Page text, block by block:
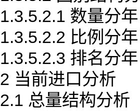
1.3.5.2.1 数量分年
1.3.5.2.2 比例分年
1.3.5.2.3 排名分年
2 当前进口分析
2.1 总量结构分析